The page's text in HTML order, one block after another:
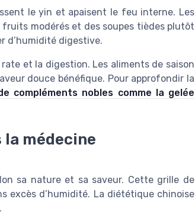
le yin et apaisent le feu interne. Les
modérés et des soupes tièdes plutôt
d’humidité digestive.
et la digestion. Les aliments de saison
douce bénéfique. Pour approfondir la
compléments nobles comme la gelée
la médecine
sa nature et sa saveur. Cette grille de
excès d’humidité. La diététique chinoise